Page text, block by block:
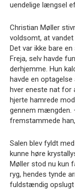
uendelige længsel
Christian Møller
voldsomt, at vandet
Det var ikke bare
Freja, selv havde
derhjemme. Hun
havde en
hver eneste nat for
hjerte hamrede
gennem mængden.
fremstammede
Salen blev fyldt
kunne høre
Møller stod nu kun
ryg, hendes tynde
fuldstændig opslugt